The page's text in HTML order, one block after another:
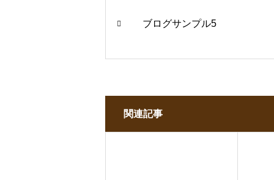
ブログサンプル5
関連記事